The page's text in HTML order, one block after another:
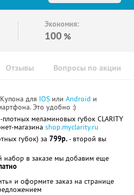
Экономия:
100 %
Отзывы Вопросы по акции
для IOS или Android и
Это удобно :)
меламиновых губок CLARITY
магазина shop.myclarity.ru
губок) за 799р.- второй вы
в заказе мы добавим еще
и оформите заказ на странице